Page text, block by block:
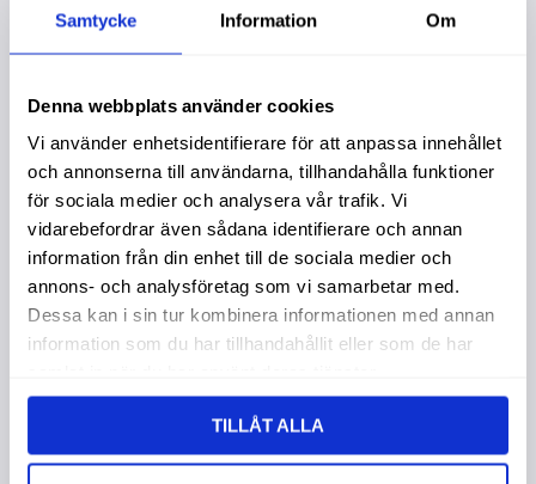
Samtycke Information Om
Denna webbplats använder cookies
Vi använder enhetsidentifierare för att anpassa innehållet
och annonserna till användarna, tillhandahålla funktioner
för sociala medier och analysera vår trafik. Vi
vidarebefordrar även sådana identifierare och annan
information från din enhet till de sociala medier och
annons- och analysföretag som vi samarbetar med.
Dessa kan i sin tur kombinera informationen med annan
information som du har tillhandahållit eller som de har
TILLÅT ALLA
Kobelco K905Lc Isuzu 6Bb1
Kobelco 80Cr
Kobelco Sk120Lc Isuzu 4Db1T
Kobelco Sk60 2 Isuzu 4Jb1 Kobelco Sk03 2
Kobelco Sk60 4 Isuzu 4Jb1 Kobelco Sk04
Kobelco Sk400Lc 3 Mitsubishi 6D22Tc